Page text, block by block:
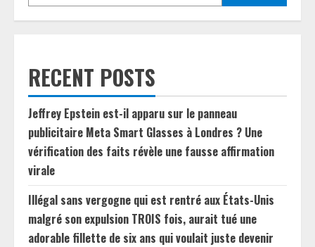
RECENT POSTS
Jeffrey Epstein est-il apparu sur le panneau
publicitaire Meta Smart Glasses à Londres ? Une
vérification des faits révèle une fausse affirmation
virale
Illégal sans vergogne qui est rentré aux États-Unis
malgré son expulsion TROIS fois, aurait tué une
adorable fillette de six ans qui voulait juste devenir